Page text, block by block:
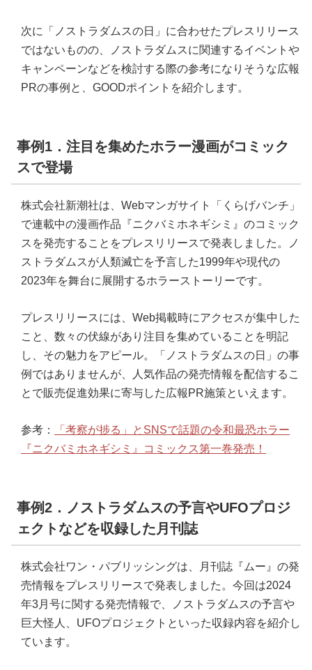
次に「ノストラダムスの日」に合わせたプレスリリース
ではないものの、ノストラダムスに関連するイベントや
キャンペーンなどを検討する際の参考になりそうな広報
PRの事例と、GOODポイントを紹介します。
事例1．注目を集めたホラー漫画がコミック
スで登場
株式会社新潮社は、Webマンガサイト「くらげバンチ」
で連載中の漫画作品『ニクバミホネギシミ』のコミック
スを発売することをプレスリリースで発表しました。ノ
ストラダムスが人類滅亡を予言した1999年や現代の
2023年を舞台に展開するホラーストーリーです。
プレスリリースには、Web掲載時にアクセスが集中した
こと、数々の伏線があり注目を集めていることを明記
し、その魅力をアピール。「ノストラダムスの日」の事
例ではありませんが、人気作品の発売情報を配信するこ
とで販売促進効果に寄与した広報PR施策といえます。
参考：
「考察が捗る」とSNSで話題の令和最恐ホラー
『ニクバミホネギシミ』コミックス第一巻発売！
事例2．ノストラダムスの予言やUFOプロジ
ェクトなどを収録した月刊誌
株式会社ワン・パブリッシングは、月刊誌『ムー』の発
売情報をプレスリリースで発表しました。今回は2024
年3月号に関する発売情報で、ノストラダムスの予言や
巨大怪人、UFOプロジェクトといった収録内容を紹介し
ています。